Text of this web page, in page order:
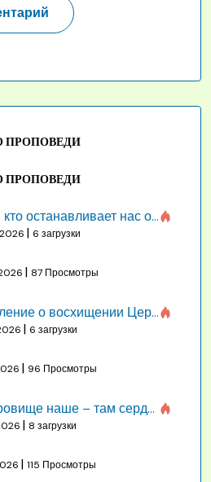
ПРОПОВЕДИ
ПРОПОВЕДИ
1554 – Что или кто останавливает нас от созидания строения Божия
| 6 загрузки
| 87 Просмотры
1553 – Помышление о восхищении Церкви на бракосочетании, во всякое время
| 6 загрузки
| 96 Просмотры
1552 – Где сокровище наше – там сердце, там помышления
| 8 загрузки
| 115 Просмотры